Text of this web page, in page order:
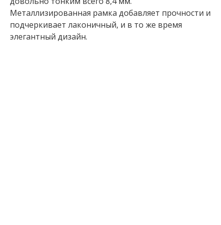
Металлизированная рамка добавляет прочности и
подчеркивает лаконичный, и в то же время
элегантный дизайн.